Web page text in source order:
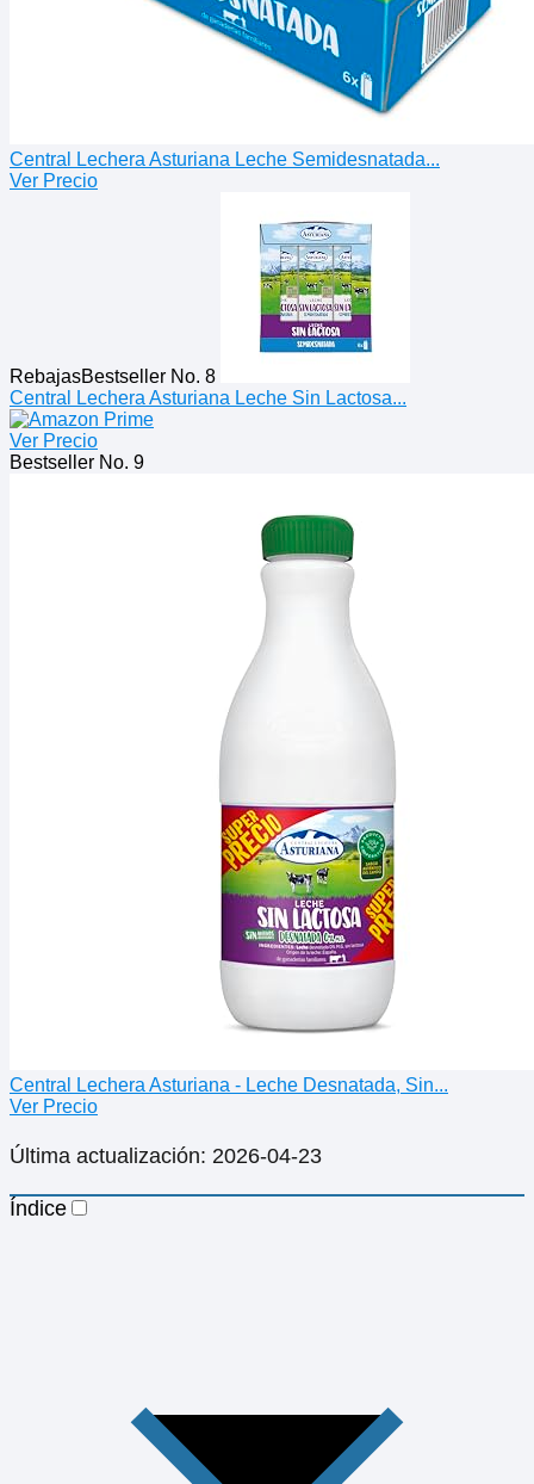
Central Lechera Asturiana Leche Semidesnatada...
Ver Precio
RebajasBestseller No. 8
Central Lechera Asturiana Leche Sin Lactosa...
Ver Precio
Bestseller No. 9
Central Lechera Asturiana - Leche Desnatada, Sin...
Ver Precio
Última actualización: 2026-04-23
Índice